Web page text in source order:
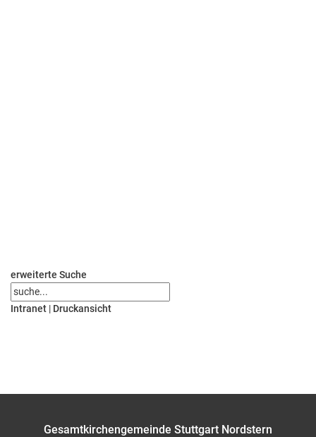
erweiterte Suche
Intranet | Druckansicht
Gesamtkirchengemeinde Stuttgart Nordstern